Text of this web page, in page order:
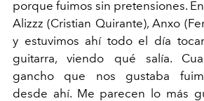
porque fuimos sin pretensiones.
Alizzz (Cristian Quirante), Anxo
y estuvimos ahí todo el día
guitarra, viendo qué salía.
gancho que nos gustaba
desde ahí. Me parecen lo más